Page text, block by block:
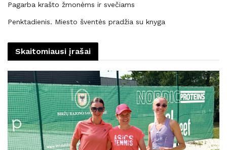
Pagarba krašto žmonėms ir svečiams
Penktadienis. Miesto šventės pradžia su knyga
Skaitomiausi įrašai